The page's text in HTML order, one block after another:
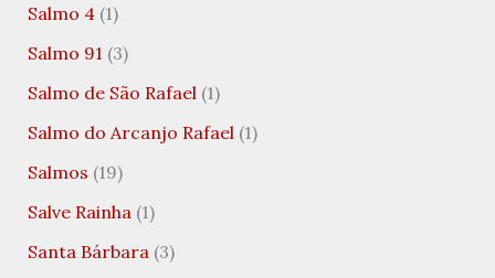
Salmo 4(1)
Salmo 91 (3)
Salmo de São Rafael (1)
Salmo do Arcanjo Rafael (1)
Salmos (19)
Salve Rainha (1)
Santa Bárbara (3)